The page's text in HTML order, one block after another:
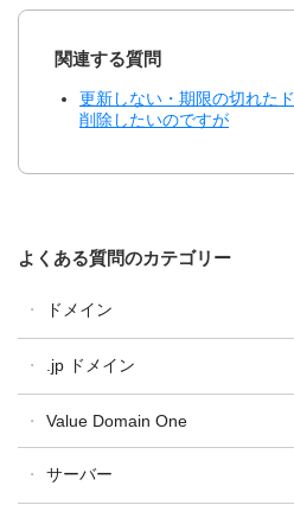
関連する質問
更新しない・期限の切れた
削除したいのですが
よくある質問のカテゴリー
ドメイン
ドメイン更新
WHOIS
.jp ドメイン
Value Domain One
サーバー